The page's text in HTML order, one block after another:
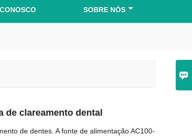

SOBRE NÓS
de clareamento dental
de dentes. A fonte de alimentação AC100-